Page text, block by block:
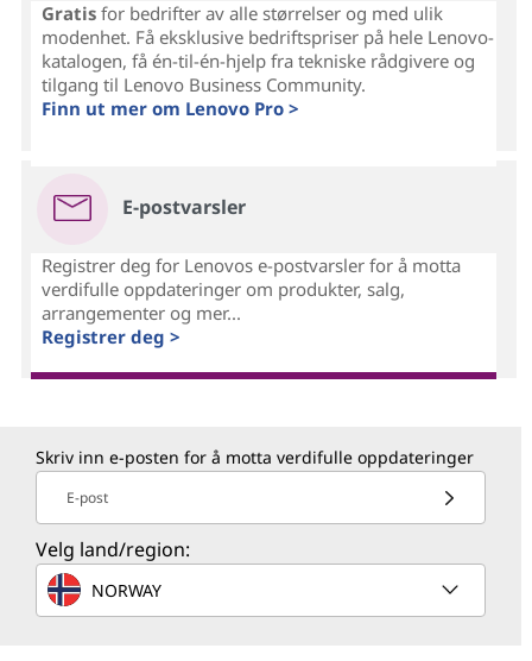
Gratisfor bedrifter av alle størrelser og med ulik
modenhet. Få eksklusive bedriftspriser på hele Lenovo-
katalogen, få én-til-én-hjelp fra tekniske rådgivere og
tilgang til Lenovo Business Community.
Finn ut mer om Lenovo Pro >
E-postvarsler
Registrer deg for Lenovos e-postvarsler for å motta
verdifulle oppdateringer om produkter, salg,
arrangementer og mer...
Registrer deg >
Skriv inn e-posten for å motta verdifulle oppdateringer
E-post
Velg land/region:
NORWAY